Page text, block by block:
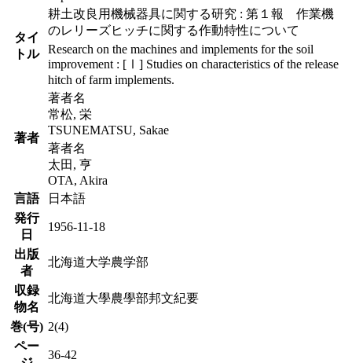
タイ
トル
耕土改良用機械器具に関する研究 : 第１報 作業機
のレリーズヒッチに関する作動特性について
Research on the machines and implements for the soil
improvement : [Ⅰ] Studies on characteristics of the release
hitch of farm implements.
著者
著者名
常松, 栄
TSUNEMATSU, Sakae
著者名
太田, 亨
OTA, Akira
言語
日本語
発行
日
1956-11-18
出版
者
北海道大学農学部
収録
物名
北海道大學農學部邦文紀要
巻(号) 2(4)
ペー
36-42